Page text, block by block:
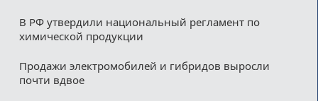
В РФ утвердили национальный регламент по
химической продукции
Продажи электромобилей и гибридов выросли
почти вдвое